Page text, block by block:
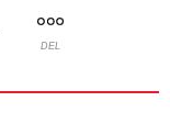
DEL